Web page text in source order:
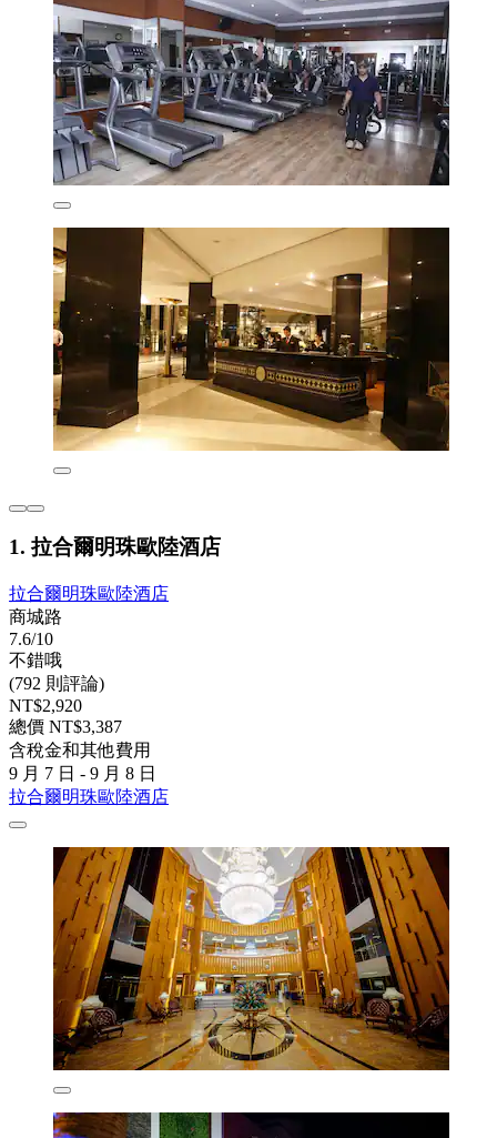
1. 拉合爾明珠歐陸酒店
拉合爾明珠歐陸酒店
商城路
7.6/10
不錯哦
(792 則評論)
NT$2,920
總價 NT$3,387
含稅金和其他費用
9 月 7 日 - 9 月 8 日
拉合爾明珠歐陸酒店